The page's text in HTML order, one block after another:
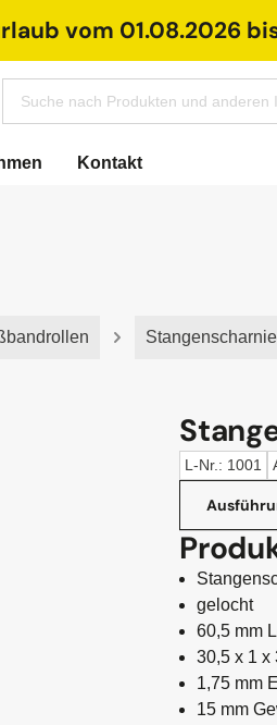
vom 01.08.2026
Kontakt
L-Nr.: 1001
gelocht
60,5 mm
30,5 x 1 x
1,75 mm
15 mm